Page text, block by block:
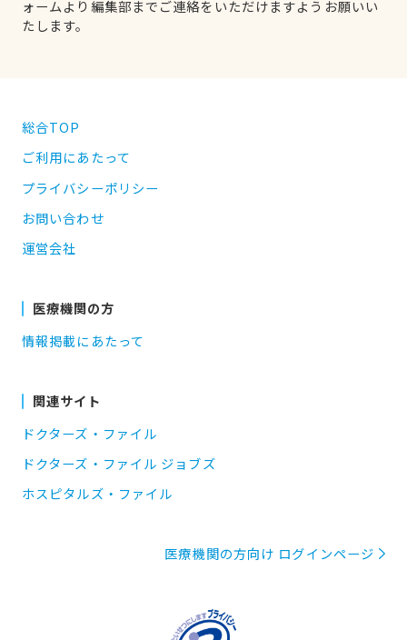
ォームより編集部までご連絡をいただけますようお願いい
たします。
総合TOP
ご利用にあたって
プライバシーポリシー
お問い合わせ
運営会社
医療機関の方
情報掲載にあたって
関連サイト
ドクターズ・ファイル
ドクターズ・ファイル ジョブズ
ホスピタルズ・ファイル
医療機関の方向け ログインページ